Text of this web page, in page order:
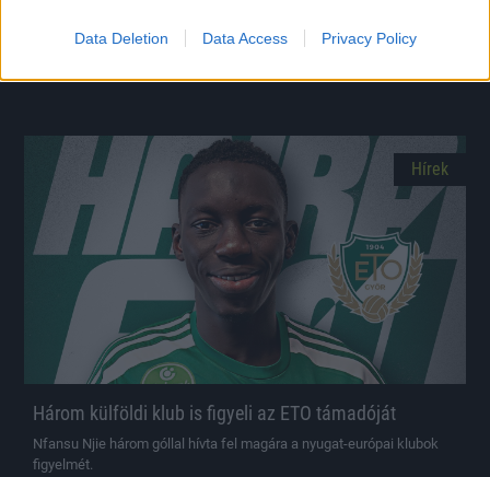
Data Deletion Data Access Privacy Policy
A magyar válogatott középpályás négyéves szerződéssel került
Athénba.
|
Hírek
Három külföldi klub is figyeli az ETO támadóját
Nfansu Njie három góllal hívta fel magára a nyugat-európai klubok
figyelmét.